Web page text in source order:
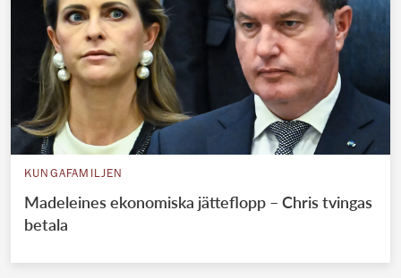
KUNGAFAMILJEN
Madeleines ekonomiska jätteflopp – Chris tvingas
betala